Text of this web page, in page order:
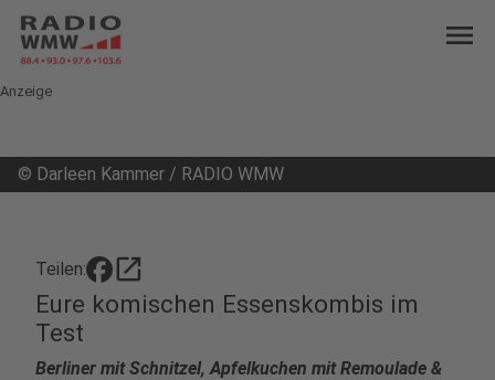
menu
Anzeige
© Darleen Kammer / RADIO WMW
Teilen: open_in_new
Eure komischen Essenskombis im
Test
Berliner mit Schnitzel, Apfelkuchen mit Remoulade &